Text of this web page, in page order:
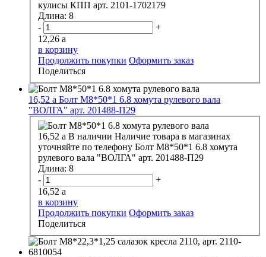
кулисы КПП арт. 2101-1702179
Длина: 8
-
+
12,26 a
в корзину
Продолжить покупки Оформить заказ
Поделиться
16,52 a Болт М8*50*1 6.8 хомута рулевого вала
"ВОЛГА" арт. 201488-П29
16,52 a В наличии Наличие товара в магазинах
уточняйте по телефону Болт М8*50*1 6.8 хомута
рулевого вала "ВОЛГА" арт. 201488-П29
Длина: 8
-
+
16,52 a
в корзину
Продолжить покупки Оформить заказ
Поделиться